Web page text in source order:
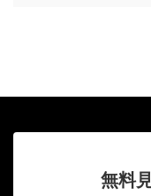
無料